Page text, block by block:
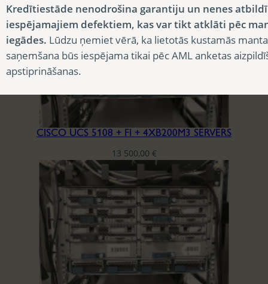
CISCO UCS 5108 + FI + 4XB200M3 SERVERS
13 500,00 €
Kredītiestāde nenodrošina garantiju un nenes
iespējamajiem defektiem, kas var tikt atklāti pēc
iegādes. Lūdzu ņemiet vērā, ka lietotās kustamās
saņemšana būs iespējama tikai pēc AML anketas
apstiprināšanas.